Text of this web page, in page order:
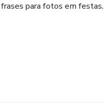
para fotos em festas.